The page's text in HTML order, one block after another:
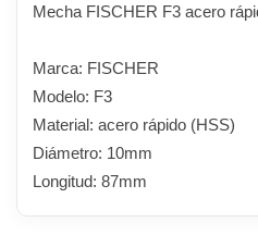
Mecha FISCHER F3 acero
Marca: FISCHER
Modelo: F3
Material: acero rápido (HSS)
Diámetro: 10mm
Longitud: 87mm